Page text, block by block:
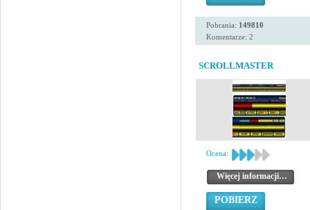
Pobrania: 149810
Komentarze: 2
SCROLLMASTER
Ocena:
Więcej informacji…
POBIERZ